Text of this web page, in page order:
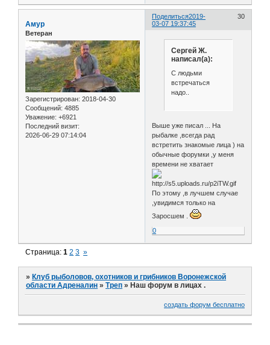
Поделиться 30
2019-
03-07 19:37:45
Амур
Ветеран
Зарегистрирован: 2018-04-30
Сообщений: 4885
Уважение: +6921
Последний визит:
2026-06-29 07:14:04
Сергей Ж.
написал(а):
С людьми
встречаться
надо..
Выше уже писал ... На
рыбалке ,всегда рад
встретить знакомые лица ) на
обычные форумки ,у меня
времени не хватает
По этому ,в лучшем случае
,увидимся только на
Заросшем .
0
Страница:1 2 3 »
» Клуб рыболовов, охотников и грибников Воронежской
области Адреналин »Треп » Наш форум в лицах .
создать форум бесплатно